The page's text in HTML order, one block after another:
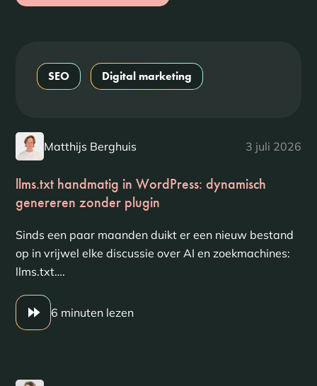
SEO Digital marketing
Matthijs Berghuis 3 juli 2026
llms.txt handmatig in WordPress: dynamisch
genereren zonder plugin
Sinds een paar maanden duikt er een nieuw bestand
op in vrijwel elke discussie over AI en zoekmachines:
llms.txt….
6 minuten lezen